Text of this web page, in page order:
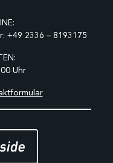
+49 2336 – 8193175
Uhr